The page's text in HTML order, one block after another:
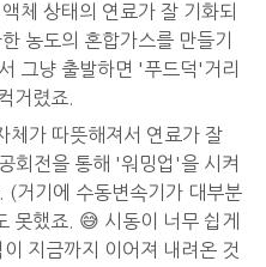
체 상태의 연료가 잘 기화되
농도의 혼합가스를 만들기
그냥 출발하면 '푸드덕'거리
거렸죠.
체가 따뜻해져서 연료가 잘
회전을 통해 '워밍업'을 시켜
거기에 수동변속기가 대부분
못했죠. 😅 시동이 너무 쉽게
지금까지 이어져 내려온 것